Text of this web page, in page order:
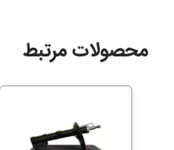
محصولات مرتبط